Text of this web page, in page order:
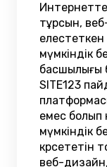
тұрсын,
елестеткен
мүмкіндік
басшылығы
SITE123
емес болып
мүмкіндік
көрсететін
веб-